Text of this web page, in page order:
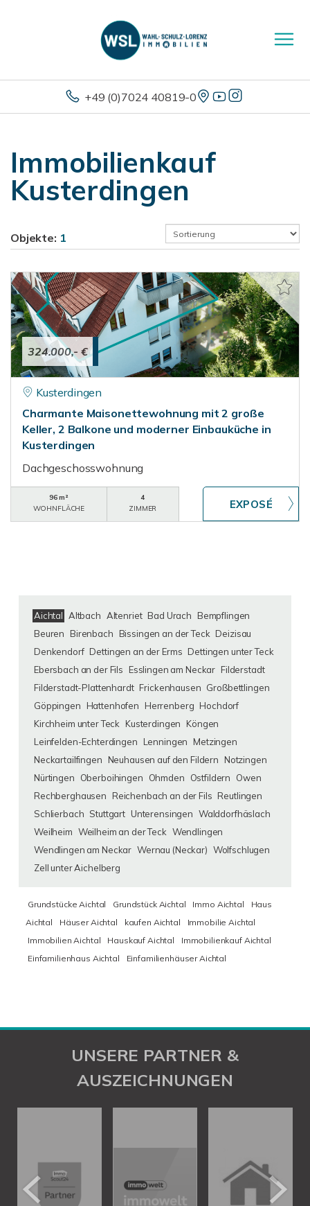
+49 (0)7024 40819-0
Immobilienkauf
Kusterdingen
Objekte: 1
324.000,- €
Kusterdingen
Charmante Maisonettewohnung mit 2 große
Keller, 2 Balkone und moderner Einbauküche in
Kusterdingen
Dachgeschosswohnung
96 m²
WOHNFLÄCHE
4
ZIMMER
Aichtal Altbach Altenriet Bad Urach
Bempflingen
Beuren
Birenbach Bissingen an der Teck Deizisau
Denkendorf Dettingen an der Erms Dettingen unter Teck
Ebersbach an der Fils
Esslingen am Neckar Filderstadt
Filderstadt-Plattenhardt Frickenhausen Großbettlingen
Göppingen
Hattenhofen Herrenberg Hochdorf
Kirchheim unter Teck
Kusterdingen
Köngen
Leinfelden-Echterdingen
Lenningen
Metzingen
Neckartailfingen
Neuhausen auf den Fildern
Notzingen
Nürtingen
Oberboihingen Ohmden Ostfildern
Owen
Rechberghausen
Reichenbach an der Fils Reutlingen
Schlierbach Stuttgart Unterensingen Walddorfhäslach
Weilheim Weilheim an der Teck Wendlingen
Wendlingen am Neckar Wernau (Neckar) Wolfschlugen
Zell unter Aichelberg
Grundstücke Aichtal Grundstück Aichtal Immo Aichtal
Haus
Aichtal
Häuser Aichtal kaufen Aichtal
Immobilie Aichtal
Immobilien Aichtal
Hauskauf Aichtal
Immobilienkauf Aichtal
Einfamilienhaus Aichtal
Einfamilienhäuser Aichtal
UNSERE PARTNER &
AUSZEICHNUNGEN